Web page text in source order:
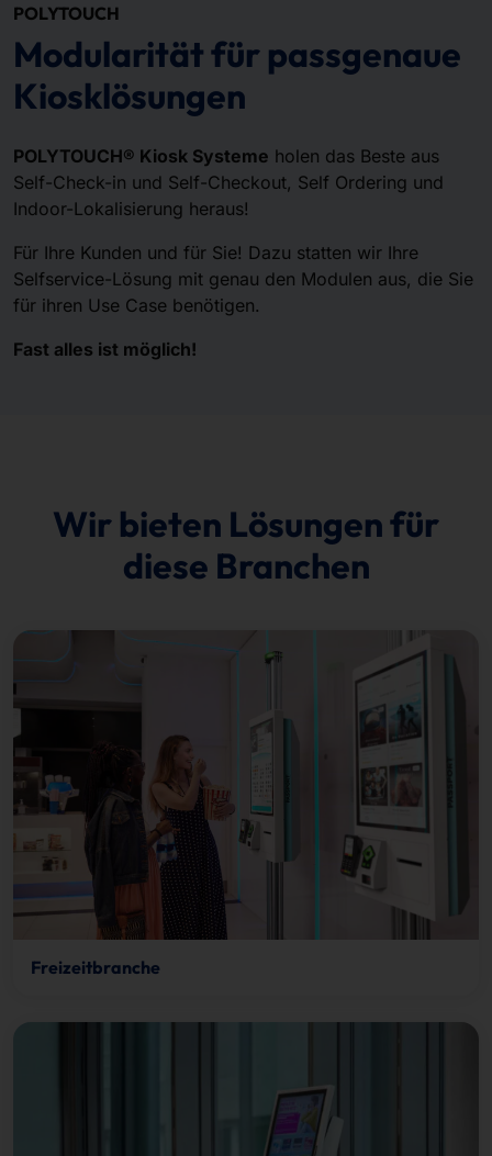
POLYTOUCH
Modularität für passgenaue
Kiosklösungen
POLYTOUCH® Kiosk Systeme holen das Beste aus
Self-Check-in und Self-Checkout, Self Ordering und
Indoor-Lokalisierung heraus!
Für Ihre Kunden und für Sie! Dazu statten wir Ihre
Selfservice-Lösung mit genau den Modulen aus, die Sie
für ihren Use Case benötigen.
Fast alles ist möglich!
Wir bieten Lösungen für
diese Branchen
Freizeitbranche